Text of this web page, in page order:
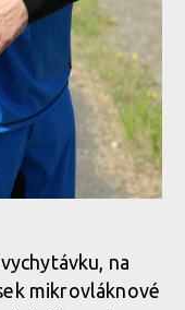
na
mikrovláknové